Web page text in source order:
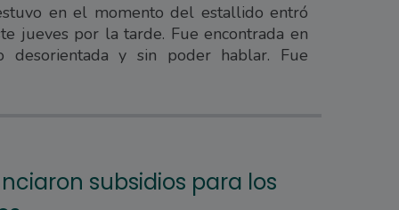
en el momento del estallido entró
jueves por la tarde. Fue encontrada en
y sin poder hablar. Fue
subsidios para los